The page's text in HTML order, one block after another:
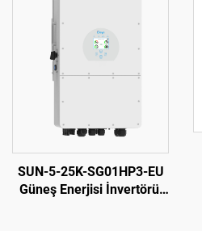
SUN-5-25K-SG01HP3-EU
Güneş Enerjisi İnvertörü,